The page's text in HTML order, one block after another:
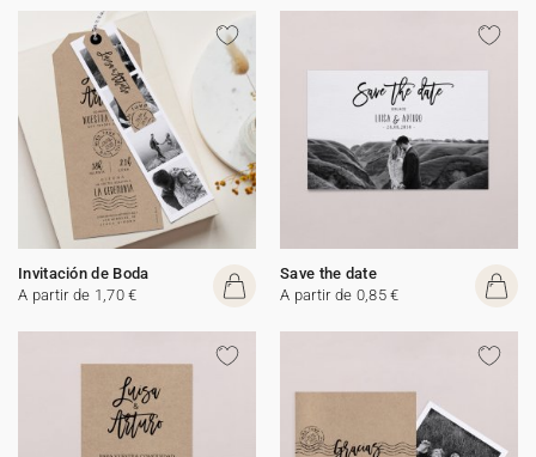
Invitación de Boda
A partir de 1,70 €
Save the date
A partir de 0,85 €